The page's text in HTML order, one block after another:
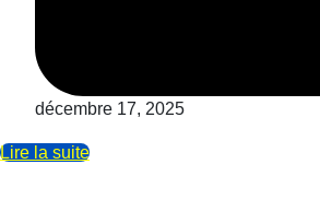
décembre 17, 2025
Lire la suite